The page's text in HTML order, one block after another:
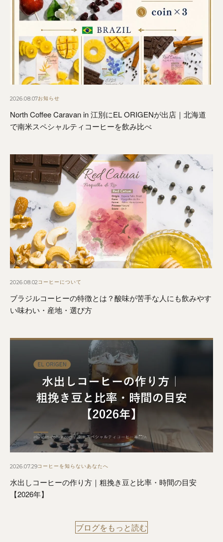
2026.08.07お知らせ
North Coffee Caravan in 江別にEL ORIGENが出店｜北海道
で南米スペシャルティコーヒーを飲み比べ
2026.08.02コーヒーについて
ブラジルコーヒーの特徴とは？酸味が苦手な人にも飲みやす
い味わい・産地・選び方
2026.07.29コーヒーを知らないあなたへ
水出しコーヒーの作り方｜粗挽き豆と比率・時間の目安
【2026年】
ブログをもっと読む